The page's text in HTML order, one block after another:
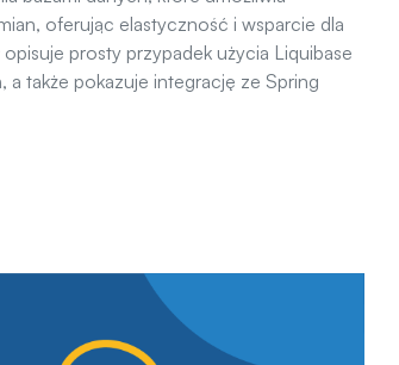
oferując elastyczność i wsparcie dla
prosty przypadek użycia Liquibase
także pokazuje integrację ze Spring